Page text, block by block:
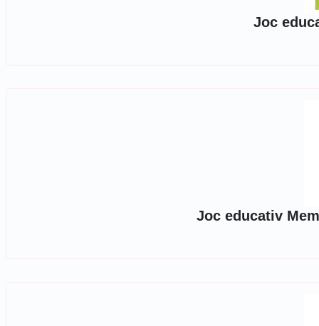
Joc
Joc educativ